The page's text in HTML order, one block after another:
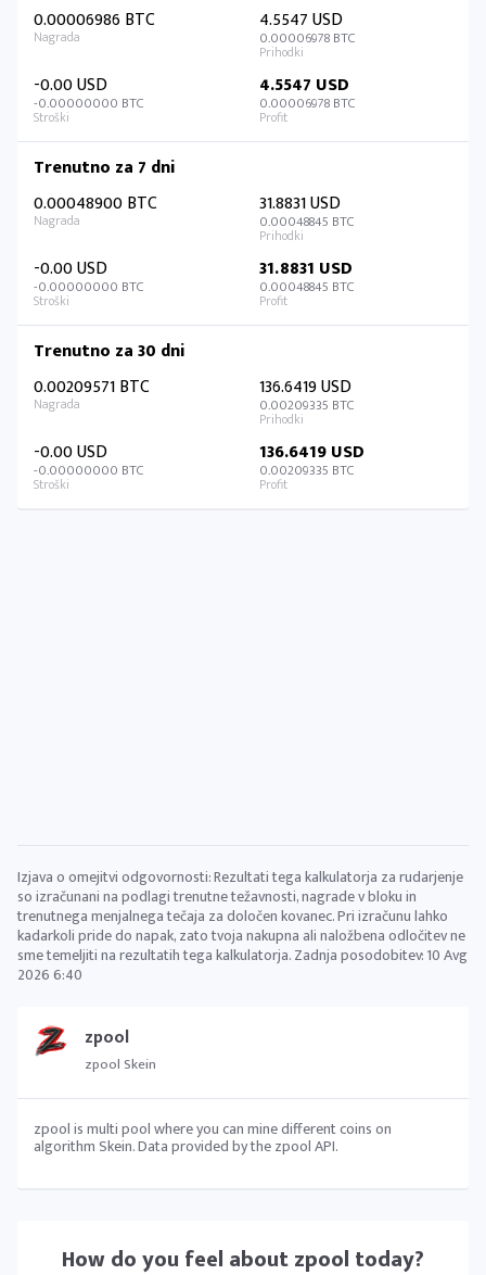
zpool
zpool Skein
zpool is multi pool where you can mine different coins on
algorithm Skein. Data provided by the zpool API.
How do you feel aboutzpool today?
0.00006986 BTC
4.5547 USD
0.00006978 BTC
-0.00 USD
-0.00000000 BTC
4.5547 USD
0.00006978 BTC
Trenutno za 7 dni
0.00048900 BTC
31.8831 USD
0.00048845 BTC
-0.00 USD
-0.00000000 BTC
31.8831 USD
0.00048845 BTC
Trenutno za 30 dni
0.00209571 BTC
136.6419 USD
0.00209335 BTC
-0.00 USD
-0.00000000 BTC
136.6419 USD
0.00209335 BTC
Izjava o omejitvi odgovornosti: Rezultati tega kalkulatorja za rudarjenje
so izračunani na podlagi trenutne težavnosti, nagrade v bloku in
trenutnega menjalnega tečaja za določen kovanec. Pri izračunu lahko
kadarkoli pride do napak, zato tvoja nakupna ali naložbena odločitev ne
sme temeljiti na rezultatih tega kalkulatorja. Zadnja posodobitev:10 Avg
2026 6:40